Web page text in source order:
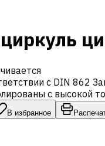
с DIN 862
с высокой
В избранное